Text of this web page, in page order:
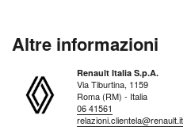
Altre informazioni
Renault Italia S.p.A.
Via Tiburtina, 1159
Roma (RM) - Italia
06 41561
relazioni.clientela@renault.it